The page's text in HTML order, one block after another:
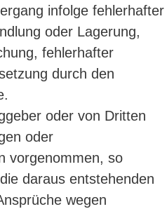
infolge fehlerhafter
oder Lagerung,
fehlerhafter
durch den
oder von Dritten
oder
vorgenommen, so
daraus entstehenden
wegen